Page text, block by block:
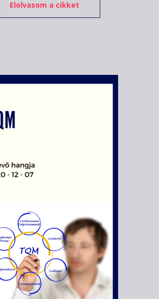
Elolvasom a cikket